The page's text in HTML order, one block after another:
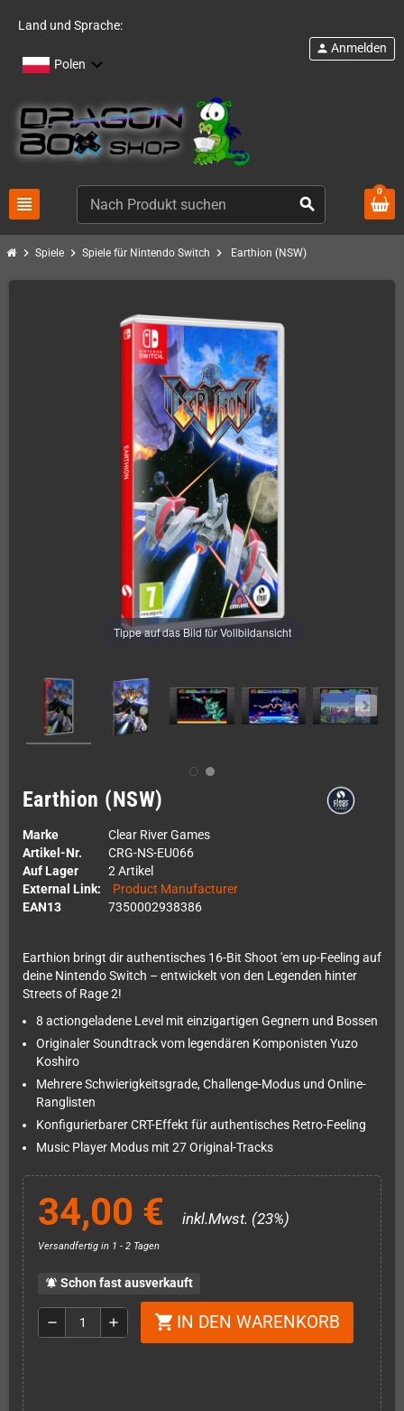
Land und Sprache:
Polen
view_headline search
person Anmelden
0
chevron_right Spiele chevron_right Spiele für Nintendo Switch chevron_right Earthion (NSW)
Tippe auf das Bild für Vollbildansicht
Earthion (NSW)
Marke
Clear River Games
Artikel-Nr.
CRG-NS-EU066
Auf Lager
2 Artikel
External Link:
Product Manufacturer
EAN13
7350002938386
Earthion bringt dir authentisches 16-Bit Shoot 'em up-Feeling auf
deine Nintendo Switch – entwickelt von den Legenden hinter
Streets of Rage 2!
8 actiongeladene Level mit einzigartigen Gegnern und Bossen
Originaler Soundtrack vom legendären Komponisten Yuzo
Koshiro
Mehrere Schwierigkeitsgrade, Challenge-Modus und Online-
Ranglisten
Konfigurierbarer CRT-Effekt für authentisches Retro-Feeling
Music Player Modus mit 27 Original-Tracks
34,00 € inkl.Mwst. (23%)
Versandfertig in 1 - 2 Tagen
notifications_active Schon fast ausverkauft
remove add shopping_cart IN DEN WARENKORB